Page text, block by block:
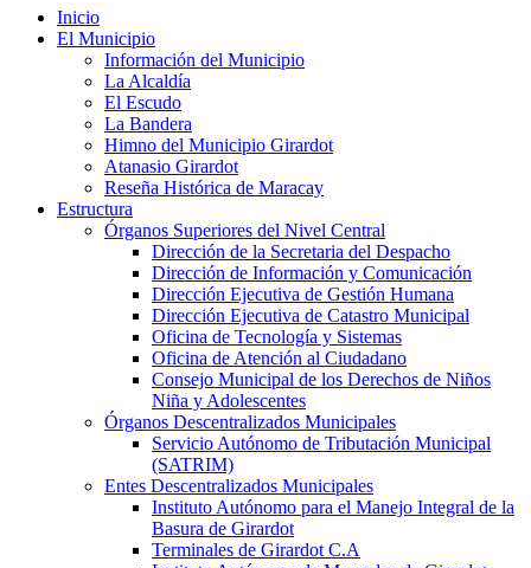
Inicio
El Municipio
Información del Municipio
La Alcaldía
El Escudo
La Bandera
Himno del Municipio Girardot
Atanasio Girardot
Reseña Histórica de Maracay
Estructura
Órganos Superiores del Nivel Central
Dirección de la Secretaria del Despacho
Dirección de Información y Comunicación
Dirección Ejecutiva de Gestión Humana
Dirección Ejecutiva de Catastro Municipal
Oficina de Tecnología y Sistemas
Oficina de Atención al Ciudadano
Consejo Municipal de los Derechos de Niños
Niña y Adolescentes
Órganos Descentralizados Municipales
Servicio Autónomo de Tributación Municipal
(SATRIM)
Entes Descentralizados Municipales
Instituto Autónomo para el Manejo Integral de la
Basura de Girardot
Terminales de Girardot C.A